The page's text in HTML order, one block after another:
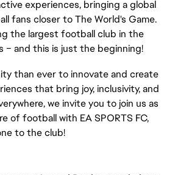
experiences, bringing a global
fans closer to The World's Game.
the largest football club in the
– and this is just the beginning!
than ever to innovate and create
that bring joy, inclusivity, and
we invite you to join us as
of football with EA SPORTS FC,
to the club!